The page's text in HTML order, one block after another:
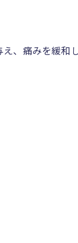
、痛みを緩和